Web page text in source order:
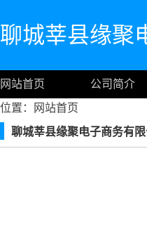
聊城莘县缘聚
网站首页 公司简介
位置：
网站首页
聊城莘县缘聚电子商务有限